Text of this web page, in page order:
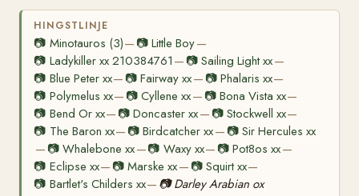
HINGSTLINJE
📷 Minotauros (3)— 📷Little Boy—
📷 Ladykiller xx 210384761 — 📷Sailing Light xx—
📷 Blue Peter xx— 📷Fairway xx— 📷 Phalaris xx—
📷 Polymelus xx— 📷Cyllene xx— 📷 Bona Vista xx—
📷 Bend Or xx— 📷Doncaster xx— 📷 Stockwell xx—
📷 The Baron xx— 📷Birdcatcher xx— 📷 Sir Hercules xx
— 📷Whalebone xx—📷 Waxy xx— 📷Pot8os xx—
📷 Eclipse xx— 📷Marske xx— 📷 Squirt xx—
📷 Bartlet's Childers xx— 📷 Darley Arabian ox